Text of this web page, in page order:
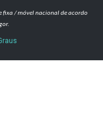
fixa / móvel nacional de acordo